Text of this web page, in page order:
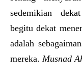
sedemikian
begitu dekat
adalah
mereka. Musnad